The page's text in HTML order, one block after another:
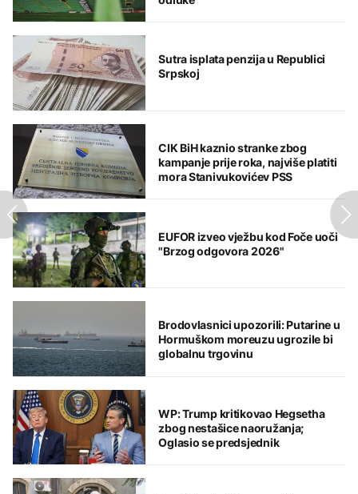
Sutra isplata penzija u Republici
Srpskoj
CIK BiH kaznio stranke zbog
kampanje prije roka, najviše platiti
mora Stanivukovićev PSS
EUFOR izveo vježbu kod Foče uoči
"Brzog odgovora 2026"
Brodovlasnici upozorili: Putarine u
Hormuškom moreuzu ugrozile bi
globalnu trgovinu
WP: Trump kritikovao Hegsetha
zbog nestašice naoružanja;
Oglasio se predsjednik